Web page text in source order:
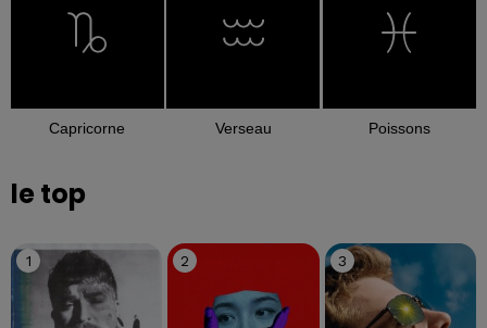
Capricorne Verseau Poissons
le top
1 2 3